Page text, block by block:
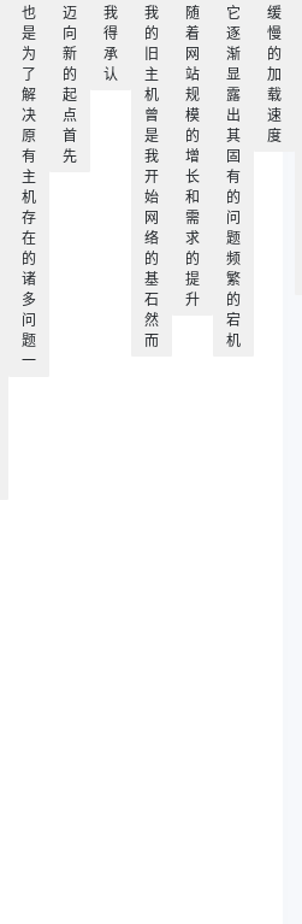
也
是
为
了
解
决
原
有
主
机
存
在
的
诸
多
问
题
一
迈
向
新
的
起
点
首
先
我
得
承
认
我
的
旧
主
机
曾
是
我
开
始
网
络
的
基
石
然
而
随
着
网
站
规
模
的
增
长
和
需
求
的
提
升
它
逐
渐
显
露
出
其
固
有
的
问
题
频
繁
的
宕
机
缓
慢
的
加
载
速
度